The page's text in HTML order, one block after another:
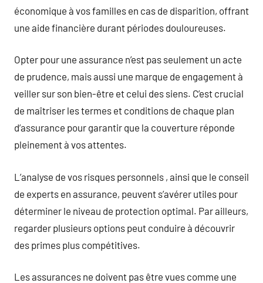
économique à vos familles en cas de disparition, offrant
une aide financière durant périodes douloureuses.
Opter pour une assurance n’est pas seulement un acte
de prudence, mais aussi une marque de engagement à
veiller sur son bien-être et celui des siens. C’est crucial
de maîtriser les termes et conditions de chaque plan
d’assurance pour garantir que la couverture réponde
pleinement à vos attentes.
L’analyse de vos risques personnels , ainsi que le conseil
de experts en assurance, peuvent s’avérer utiles pour
déterminer le niveau de protection optimal. Par ailleurs,
regarder plusieurs options peut conduire à découvrir
des primes plus compétitives.
Les assurances ne doivent pas être vues comme une